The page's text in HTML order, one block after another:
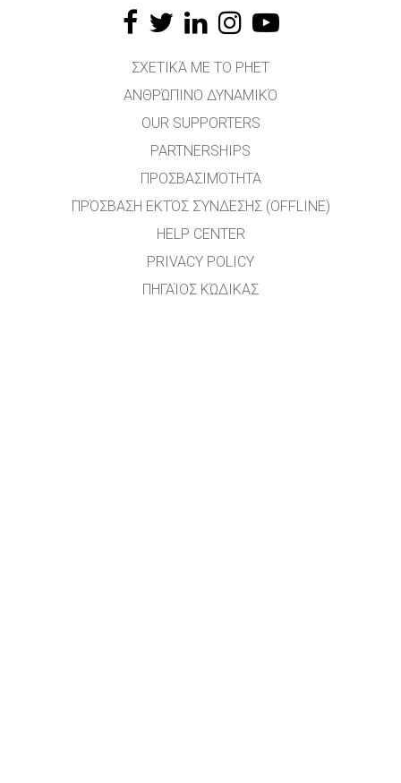
ΣΧΕΤΙΚΆ ΜΕ ΤΟ PHET
ΑΝΘΡΏΠΙΝΟ ΔΥΝΑΜΙΚΌ
OUR SUPPORTERS
PARTNERSHIPS
ΠΡΟΣΒΑΣΙΜΌΤΗΤΑ
ΠΡΌΣΒΑΣΗ ΕΚΤΌΣ ΣΎΝΔΕΣΗΣ (OFFLINE)
HELP CENTER
PRIVACY POLICY
ΠΗΓΑΊΟΣ ΚΏΔΙΚΑΣ